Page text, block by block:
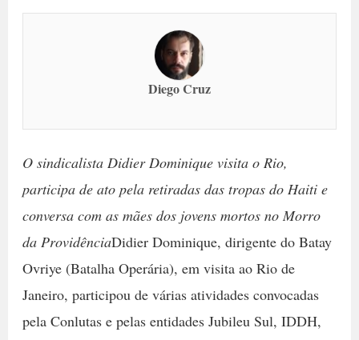
Diego Cruz
O sindicalista Didier Dominique visita o Rio,
participa de ato pela retiradas das tropas do Haiti e
conversa com as mães dos jovens mortos no Morro
da ProvidênciaDidier Dominique, dirigente do Batay
Ovriye (Batalha Operária), em visita ao Rio de
Janeiro, participou de várias atividades convocadas
pela Conlutas e pelas entidades Jubileu Sul, IDDH,